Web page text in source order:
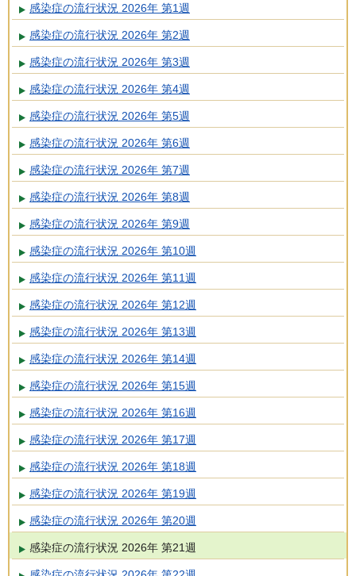
感染症の流行状況 2026年 第1週
感染症の流行状況 2026年 第2週
感染症の流行状況 2026年 第3週
感染症の流行状況 2026年 第4週
感染症の流行状況 2026年 第5週
感染症の流行状況 2026年 第6週
感染症の流行状況 2026年 第7週
感染症の流行状況 2026年 第8週
感染症の流行状況 2026年 第9週
感染症の流行状況 2026年 第10週
感染症の流行状況 2026年 第11週
感染症の流行状況 2026年 第12週
感染症の流行状況 2026年 第13週
感染症の流行状況 2026年 第14週
感染症の流行状況 2026年 第15週
感染症の流行状況 2026年 第16週
感染症の流行状況 2026年 第17週
感染症の流行状況 2026年 第18週
感染症の流行状況 2026年 第19週
感染症の流行状況 2026年 第20週
感染症の流行状況 2026年 第21週